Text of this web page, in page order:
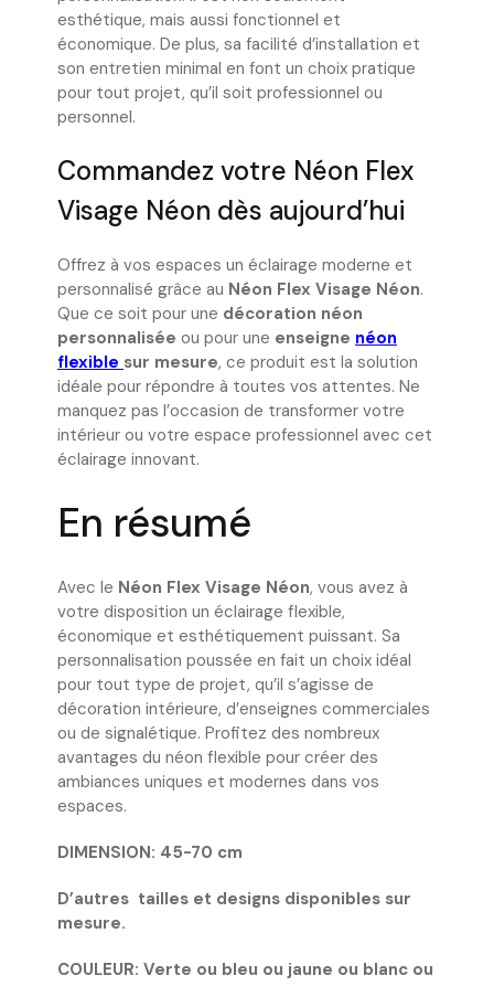
esthétique, mais aussi fonctionnel et
économique. De plus, sa facilité d’installation et
son entretien minimal en font un choix pratique
pour tout projet, qu’il soit professionnel ou
personnel.
Commandez votre Néon Flex
Visage Néon dès aujourd’hui
Offrez à vos espaces un éclairage moderne et
personnalisé grâce au Néon Flex Visage Néon.
Que ce soit pour une décoration néon
personnalisée ou pour une enseigne néon
flexible sur mesure, ce produit est la solution
idéale pour répondre à toutes vos attentes. Ne
manquez pas l’occasion de transformer votre
intérieur ou votre espace professionnel avec cet
éclairage innovant.
En résumé
Avec le Néon Flex Visage Néon, vous avez à
votre disposition un éclairage flexible,
économique et esthétiquement puissant. Sa
personnalisation poussée en fait un choix idéal
pour tout type de projet, qu’il s’agisse de
décoration intérieure, d’enseignes commerciales
ou de signalétique. Profitez des nombreux
avantages du néon flexible pour créer des
ambiances uniques et modernes dans vos
espaces.
DIMENSION: 45-70 cm
D’autres tailles et designs disponibles sur
mesure.
COULEUR: Verte ou bleu ou jaune ou blanc ou